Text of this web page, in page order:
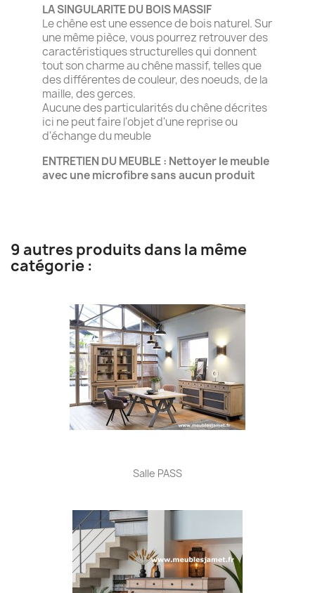
LA SINGULARITE DU BOIS MASSIF
Le chêne est une essence de bois naturel. Sur
une même pièce, vous pourrez retrouver des
caractéristiques structurelles qui donnent
tout son charme au chêne massif, telles que
des différentes de couleur, des noeuds, de la
maille, des gerces.
Aucune des particularités du chêne décrites
ici ne peut faire l'objet d'une reprise ou
d'échange du meuble
ENTRETIEN DU MEUBLE : Nettoyer le meuble
avec une microfibre sans aucun produit
9 autres produits dans la même
catégorie :
Salle PASS